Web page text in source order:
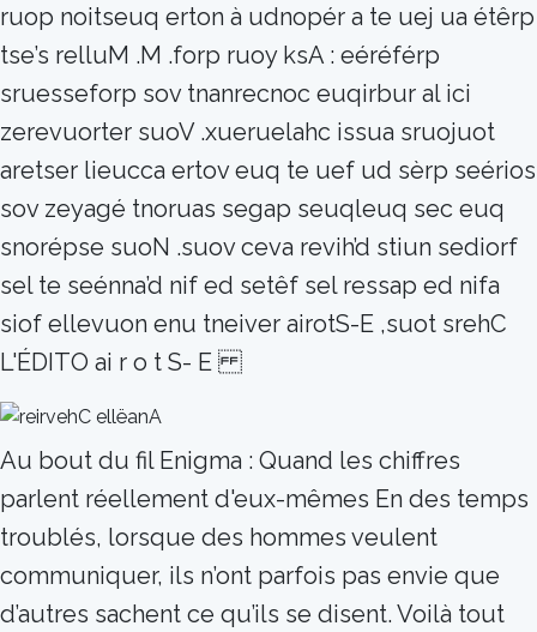
ruop noitseuq erton à udnopér a te uej ua étêrp
tse’s relluM .M .forp ruoy ksA : eéréférp
sruesseforp sov tnanrecnoc euqirbur al ici
zerevuorter suoV .xueruelahc issua sruojuot
aretser lieucca ertov euq te uef ud sèrp seérios
sov zeyagé tnoruas segap seuqleuq sec euq
snorépse suoN .suov ceva revih’d stiun sediorf
sel te seénna’d nif ed setêf sel ressap ed nifa
siof ellevuon enu tneiver airotS-E ,suot srehC
L'ÉDITO ai r o t S- E
Au bout du fil Enigma : Quand les chiffres
parlent réellement d'eux-mêmes En des temps
troublés, lorsque des hommes veulent
communiquer, ils n’ont parfois pas envie que
d’autres sachent ce qu’ils se disent. Voilà tout